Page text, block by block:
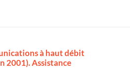
à haut débit
2001). Assistance